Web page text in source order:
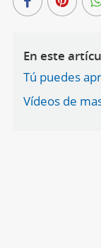
En este
Tú puedes
Vídeos de